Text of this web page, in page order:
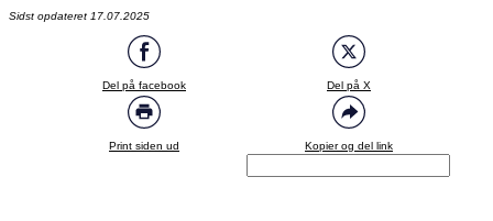
Sidst opdateret 17.07.2025
Del på facebook Del på X
Print siden ud Kopier og del link